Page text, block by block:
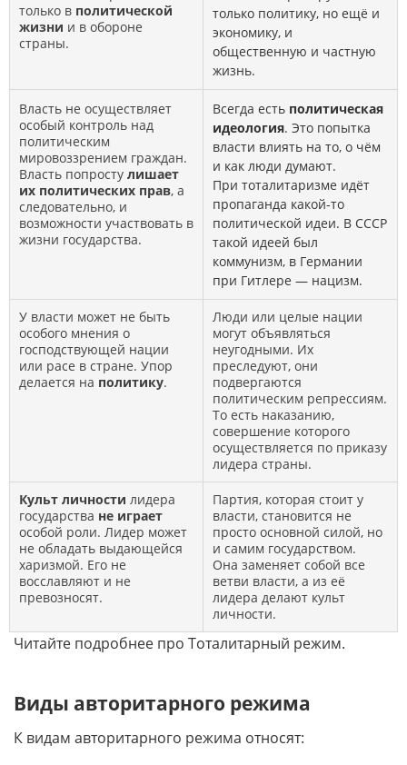
только в политической
жизни и в обороне
страны.
только политику, но ещё и
экономику, и
общественную и частную
жизнь.
Власть не осуществляет
особый контроль над
политическим
мировоззрением граждан.
Власть попросту лишает
их политических прав, а
следовательно, и
возможности участвовать в
жизни государства.
Всегда есть политическая
идеология. Это попытка
власти влиять на то, о чём
и как люди думают.
При тоталитаризме идёт
пропаганда какой-то
политической идеи. В СССР
такой идеей был
коммунизм, в Германии
при Гитлере — нацизм.
У власти может не быть
особого мнения о
господствующей нации
или расе в стране. Упор
делается на политику.
Люди или целые нации
могут объявляться
неугодными. Их
преследуют, они
подвергаются
политическим репрессиям.
То есть наказанию,
совершение которого
осуществляется по приказу
лидера страны.
Культ личности лидера
государства не играет
особой роли. Лидер может
не обладать выдающейся
харизмой. Его не
восславляют и не
превозносят.
Партия, которая стоит у
власти, становится не
просто основной силой, но
и самим государством.
Она заменяет собой все
ветви власти, а из её
лидера делают культ
личности.
Читайте подробнее про Тоталитарный режим.
Виды авторитарного режима
К видам авторитарного режима относят: